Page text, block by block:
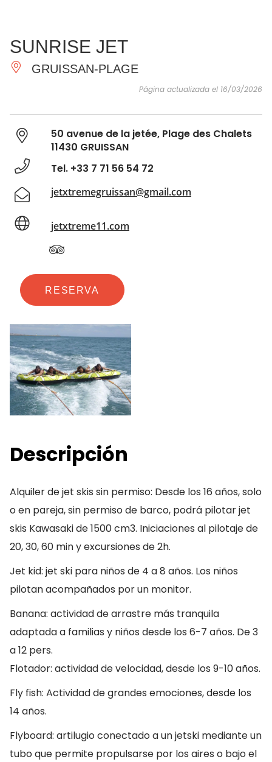
IMPRESCINDIBLES
HACER
SUNRISE JET
GRUISSAN-PLAGE
Página actualizada el 16/03/2026
50 avenue de la jetée, Plage des Chalets
11430 GRUISSAN
Tel. +33 7 71 56 54 72
jetxtremegruissan@gmail.com
jetxtreme11.com
RESERVA
Descripción
Alquiler de jet skis sin permiso: Desde los 16 años, solo
o en pareja, sin permiso de barco, podrá pilotar jet
skis Kawasaki de 1500 cm3. Iniciaciones al pilotaje de
20, 30, 60 min y excursiones de 2h.
Jet kid: jet ski para niños de 4 a 8 años. Los niños
pilotan acompañados por un monitor.
Banana: actividad de arrastre más tranquila
adaptada a familias y niños desde los 6-7 años. De 3
a 12 pers.
Flotador: actividad de velocidad, desde los 9-10 años.
Fly fish: Actividad de grandes emociones, desde los
14 años.
Flyboard: artilugio conectado a un jetski mediante un
tubo que permite propulsarse por los aires o bajo el